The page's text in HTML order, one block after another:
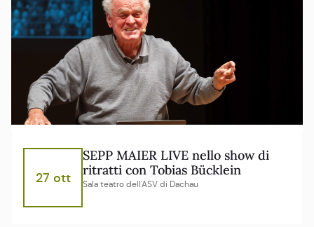
27 ott
SEPP MAIER LIVE nello show di
ritratti con Tobias Bücklein
Sala teatro dell'ASV di Dachau